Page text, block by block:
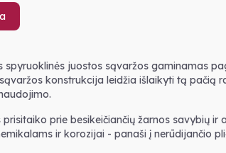
spyruoklinės juostos sąvaržos gaminamas
sąvaržos konstrukcija leidžia išlaikyti tą
prisitaiko prie besikeičiančių žarnos savybių
ir korozijai - panaši į nerūdijančio